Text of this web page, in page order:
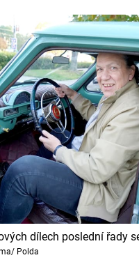
dílech poslední řady
Polda